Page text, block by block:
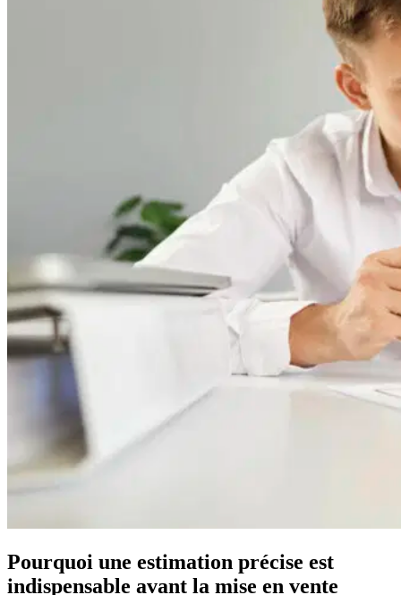
Pourquoi une estimation précise est
indispensable avant la mise en vente